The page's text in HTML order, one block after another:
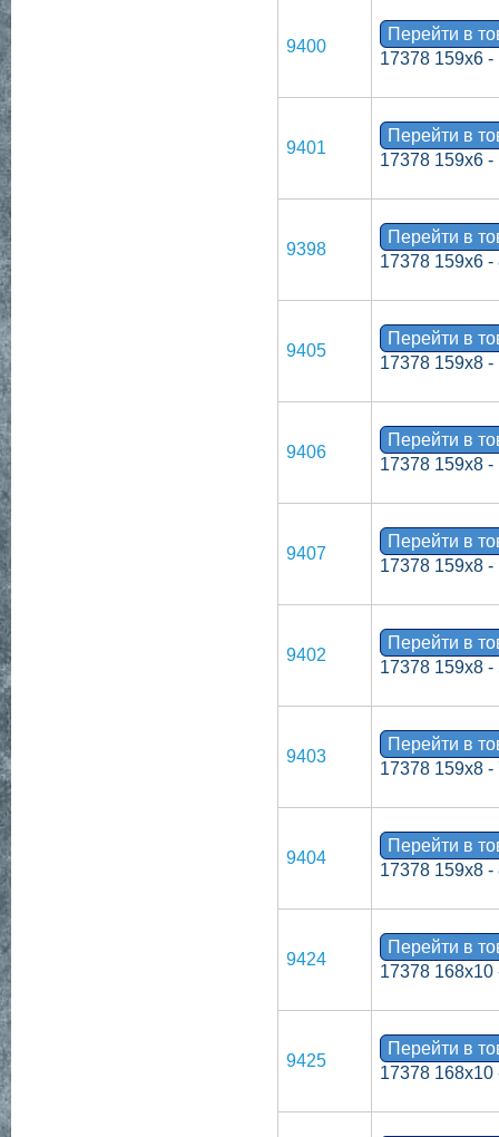
9400
Перейти в
17378 159х6 -
9401
Перейти в
17378 159х6 -
9398
Перейти в
17378 159х6 -
9405
Перейти в
17378 159х8 -
9406
Перейти в
17378 159х8 -
9407
Перейти в
17378 159х8 -
9402
Перейти в
17378 159х8 -
9403
Перейти в
17378 159х8 -
9404
Перейти в
17378 159х8 -
9424
Перейти в
17378 168х10
9425
Перейти в
17378 168х10